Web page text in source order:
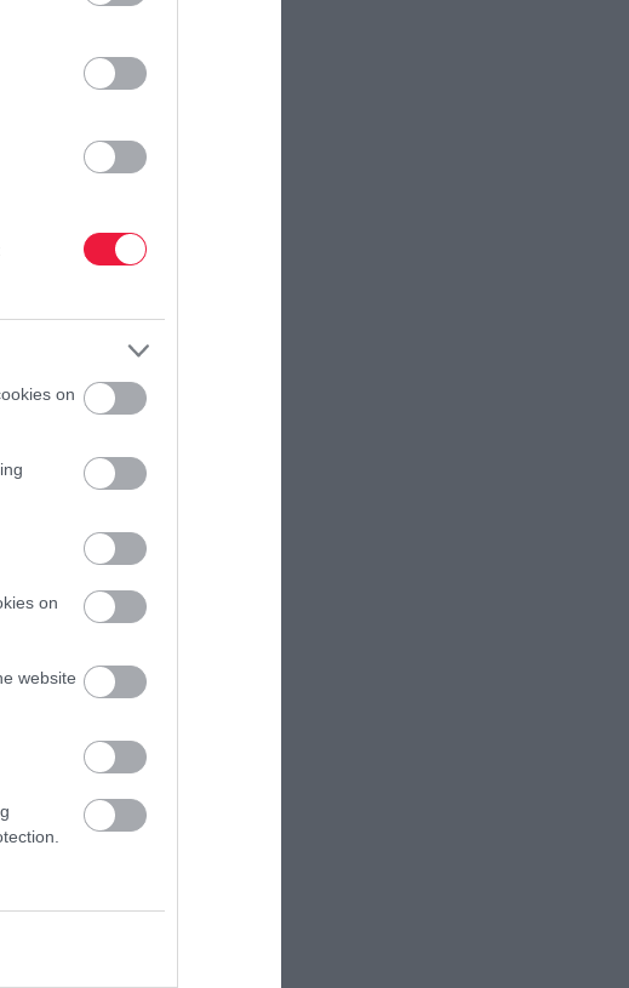
on
on
website